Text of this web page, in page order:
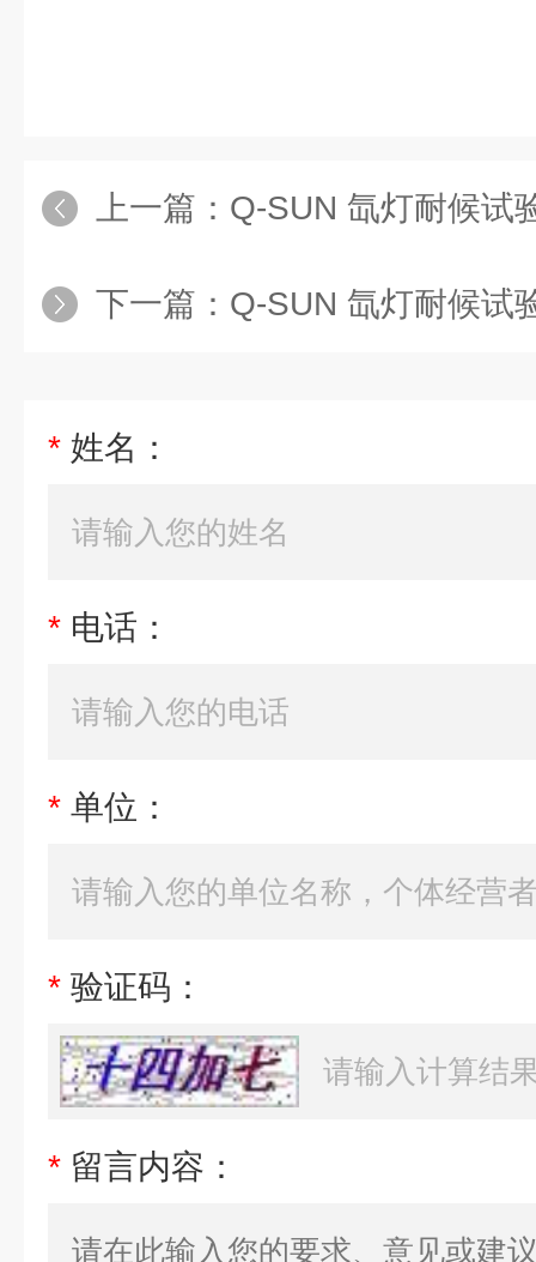
上一篇： Q-SUN 氙灯耐候试验
下一篇： Q-SUN 氙灯耐候试
* 姓名：
* 电话：
* 单位：
* 验证码：
* 留言内容：